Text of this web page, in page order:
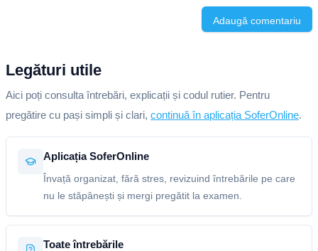
Adaugă comentariu
Legături utile
Aici poți consulta întrebări, explicații și codul rutier. Pentru
pregătire cu pași simpli și clari, continuă în aplicația SoferOnline.
Aplicația SoferOnline
Învață organizat, fără stres, revizuind întrebările pe care
nu le stăpânești și mergi pregătit la examen.
Toate întrebările